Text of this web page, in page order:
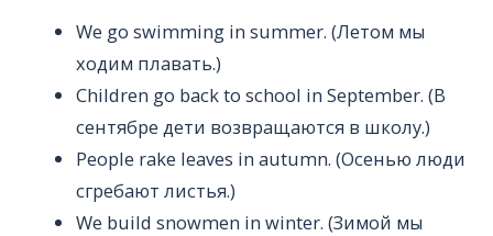
We go swimming in summer. (Летом мы
ходим плавать.)
Children go back to school in September. (В
сентябре дети возвращаются в школу.)
People rake leaves in autumn. (Осенью люди
сгребают листья.)
We build snowmen in winter. (Зимой мы